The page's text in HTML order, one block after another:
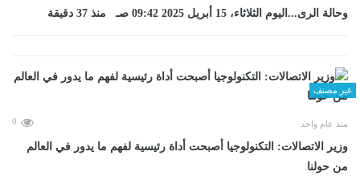
وحالة الرى...اليوم الثلاثاء، 15 أبريل 2025 09:42 صـ منذ 37 دقيقة
غير مصنف
منذ عام واحد 0
وزير الاتصالات: التكنولوجيا أصبحت أداة رئيسية لفهم ما يدور في العالم
من حولنا